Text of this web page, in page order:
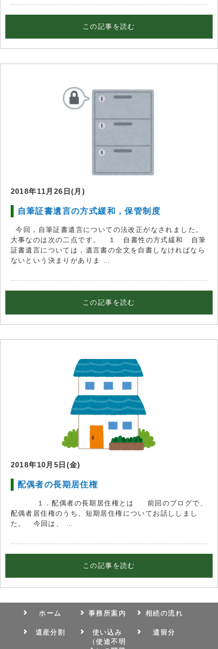
この記事を読む
2018年11月26日(月)
自筆証書遺言の方式緩和，保管制度
今回，自筆証書遺言についての法改正がなされました。
大事なのは次の二点です。 １ 自書性の方式緩和 自筆
証書遺言については，遺言書の全文を自書しなければなら
ないという決まりがありま …
この記事を読む
2018年10月5日(金)
配偶者の長期居住権
１．配偶者の長期居住権とは 前回のブログで、
配偶者居住権のうち、短期居住権についてお話ししまし
た。 今回は、 …
この記事を読む
ホーム 事務所案内 相続の流れ
遺産分割
使い込み
（使途不明
遺留分